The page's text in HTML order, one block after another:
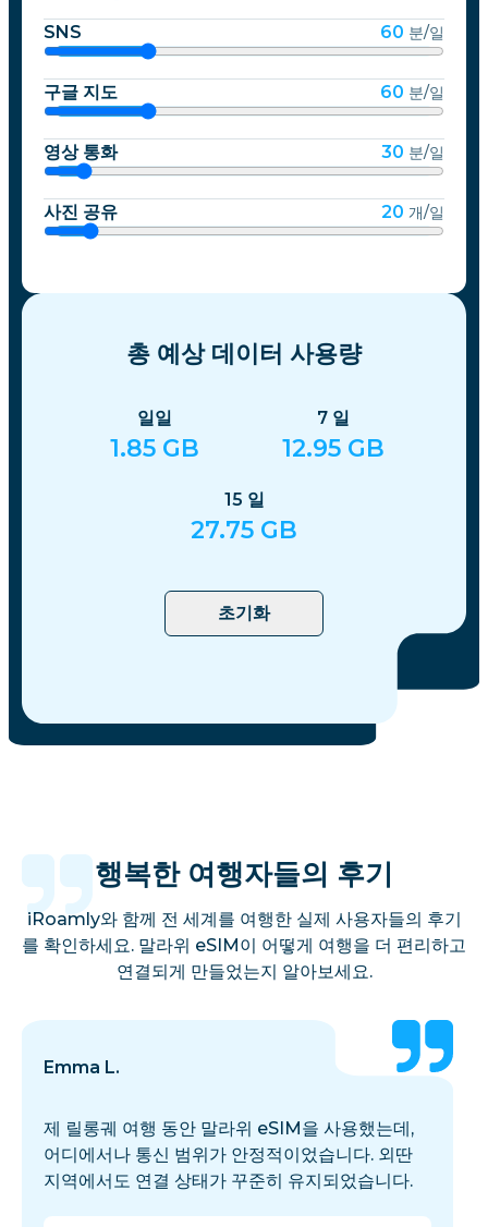
SNS 60 분/일
구글 지도 60 분/일
영상 통화 30 분/일
사진 공유 20 개/일
총 예상 데이터 사용량
일일
1.85 GB
7 일
12.95 GB
15 일
27.75 GB
초기화
행복한 여행자들의 후기
iRoamly와 함께 전 세계를 여행한 실제 사용자들의 후기
를 확인하세요. 말라위 eSIM이 어떻게 여행을 더 편리하고
연결되게 만들었는지 알아보세요.
Emma L.
제 릴롱궤 여행 동안 말라위 eSIM을 사용했는데,
어디에서나 통신 범위가 안정적이었습니다. 외딴
지역에서도 연결 상태가 꾸준히 유지되었습니다.